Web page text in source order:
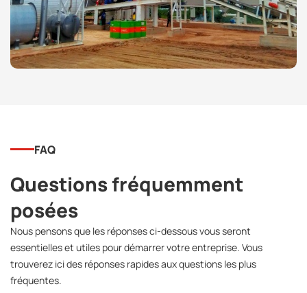
FAQ
Questions fréquemment
posées
Nous pensons que les réponses ci-dessous vous seront
essentielles et utiles pour démarrer votre entreprise. Vous
trouverez ici des réponses rapides aux questions les plus
fréquentes.